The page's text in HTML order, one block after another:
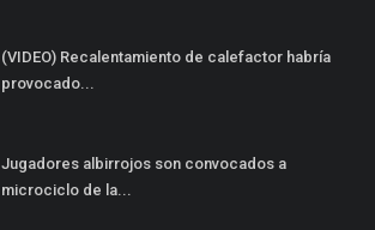
(VIDEO) Recalentamiento de calefactor habría
provocado...
Jugadores albirrojos son convocados a
microciclo de la...